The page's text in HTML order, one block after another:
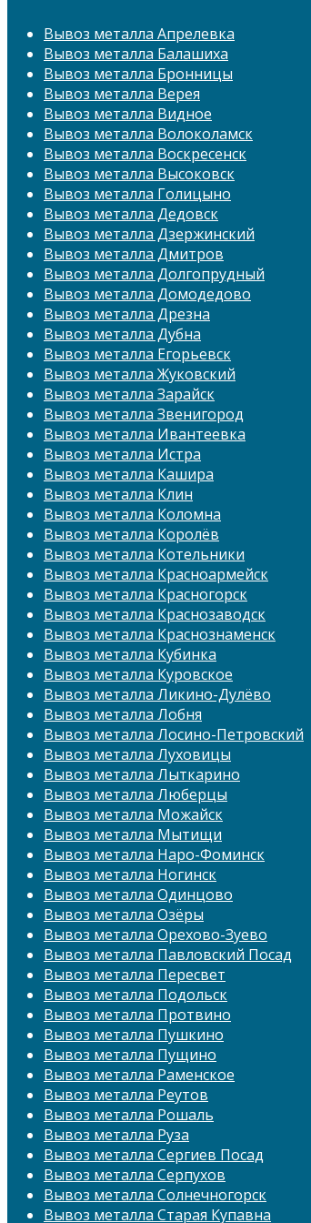
Вывоз металла Апрелевка
Вывоз металла Балашиха
Вывоз металла Бронницы
Вывоз металла Верея
Вывоз металла Видное
Вывоз металла Волоколамск
Вывоз металла Воскресенск
Вывоз металла Высоковск
Вывоз металла Голицыно
Вывоз металла Дедовск
Вывоз металла Дзержинский
Вывоз металла Дмитров
Вывоз металла Долгопрудный
Вывоз металла Домодедово
Вывоз металла Дрезна
Вывоз металла Дубна
Вывоз металла Егорьевск
Вывоз металла Жуковский
Вывоз металла Зарайск
Вывоз металла Звенигород
Вывоз металла Ивантеевка
Вывоз металла Истра
Вывоз металла Кашира
Вывоз металла Клин
Вывоз металла Коломна
Вывоз металла Королёв
Вывоз металла Котельники
Вывоз металла Красноармейск
Вывоз металла Красногорск
Вывоз металла Краснозаводск
Вывоз металла Краснознаменск
Вывоз металла Кубинка
Вывоз металла Куровское
Вывоз металла Ликино-Дулёво
Вывоз металла Лобня
Вывоз металла Лосино-Петровский
Вывоз металла Луховицы
Вывоз металла Лыткарино
Вывоз металла Люберцы
Вывоз металла Можайск
Вывоз металла Мытищи
Вывоз металла Наро-Фоминск
Вывоз металла Ногинск
Вывоз металла Одинцово
Вывоз металла Озёры
Вывоз металла Орехово-Зуево
Вывоз металла Павловский Посад
Вывоз металла Пересвет
Вывоз металла Подольск
Вывоз металла Протвино
Вывоз металла Пушкино
Вывоз металла Пущино
Вывоз металла Раменское
Вывоз металла Реутов
Вывоз металла Рошаль
Вывоз металла Руза
Вывоз металла Сергиев Посад
Вывоз металла Серпухов
Вывоз металла Солнечногорск
Вывоз металла Старая Купавна